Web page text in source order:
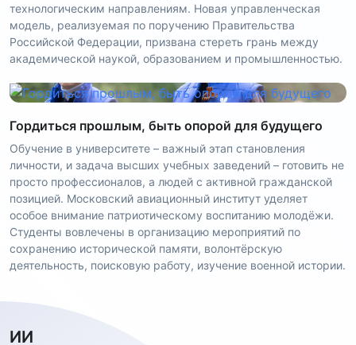
технологическим направлениям. Новая управленческая
модель, реализуемая по поручению Правительства
Российской Федерации, призвана стереть грань между
академической наукой, образованием и промышленностью.
Гордиться прошлым, быть опорой для будущего
Обучение в университете – важный этап становления
личности, и задача высших учебных заведений – готовить не
просто профессионалов, а людей с активной гражданской
позицией. Московский авиационный институт уделяет
особое внимание патриотическому воспитанию молодёжи.
Студенты вовлечены в организацию мероприятий по
сохранению исторической памяти, волонтёрскую
деятельность, поисковую работу, изучение военной истории.
ИИ